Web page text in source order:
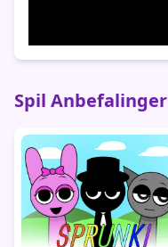
Spil Anbefalinger